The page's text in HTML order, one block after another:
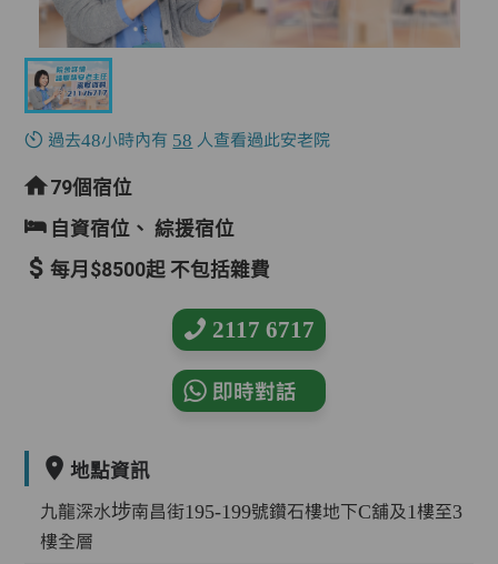
過去48小時內有 58 人查看過此安老院
79個宿位
自資宿位、綜援宿位
每月$8500起 不包括雜費
2117 6717
即時對話
地點資訊
九龍深水埗南昌街195-199號鑽石樓地下C舖及1樓至3
樓全層